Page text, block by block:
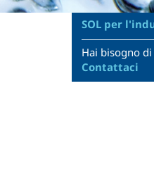
SOL per
Hai bisogno
Contattaci